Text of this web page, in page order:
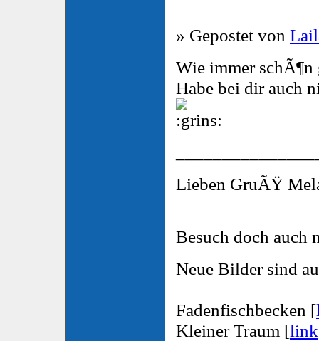
» Gepostet von
Wie immer
Habe bei dir auch
Lieben GruÃŸ
Besuch doch auch
Neue Bilder sind
Fadenfischbecken [
Kleiner Traum [link